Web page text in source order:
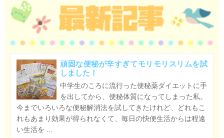
頑固な便秘が辛すぎてモリモリスリムを試
しました！
中学生のころに流行った便秘薬ダイエットに手
を出してから、便秘体質になってしまった私。
今までいろいろな便秘解消法を試してきたけれど、どれもこ
れもあまり効果が得られなくて、毎日の快便生活からは程遠
い生活を ...